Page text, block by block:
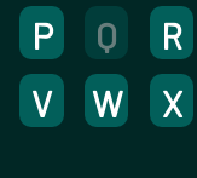
P Q
R
V W
X